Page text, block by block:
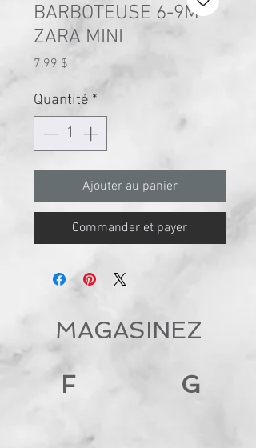
BARBOTEUSE 6-9M
ZARA MINI
7,99 $
Quantité *
Ajouter au panier
Commander et payer
MAGASINEZ
F G